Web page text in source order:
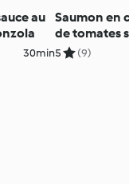
au
30min
Saumon en
de tomates
légumes
5 (9)